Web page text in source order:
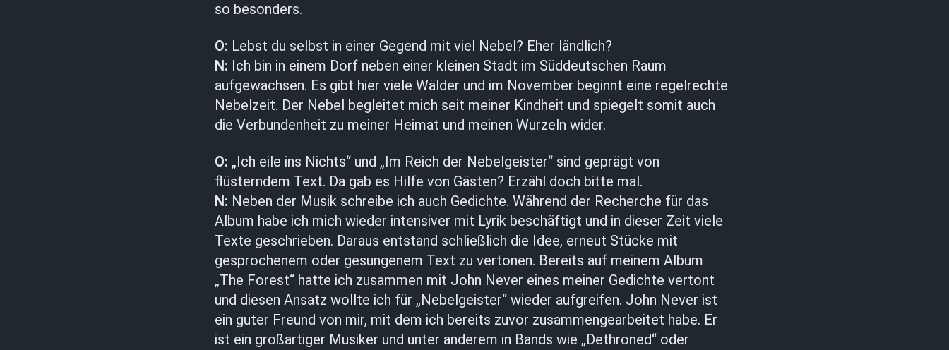
so besonders.
O: Lebst du selbst in einer Gegend mit viel Nebel? Eher ländlich?
N: Ich bin in einem Dorf neben einer kleinen Stadt im Süddeutschen Raum
aufgewachsen. Es gibt hier viele Wälder und im November beginnt eine regelrechte
Nebelzeit. Der Nebel begleitet mich seit meiner Kindheit und spiegelt somit auch
die Verbundenheit zu meiner Heimat und meinen Wurzeln wider.
O: „Ich eile ins Nichts“ und „Im Reich der Nebelgeister“ sind geprägt von
flüsterndem Text. Da gab es Hilfe von Gästen? Erzähl doch bitte mal.
N: Neben der Musik schreibe ich auch Gedichte. Während der Recherche für das
Album habe ich mich wieder intensiver mit Lyrik beschäftigt und in dieser Zeit viele
Texte geschrieben. Daraus entstand schließlich die Idee, erneut Stücke mit
gesprochenem oder gesungenem Text zu vertonen. Bereits auf meinem Album
„The Forest“ hatte ich zusammen mit John Never eines meiner Gedichte vertont
und diesen Ansatz wollte ich für „Nebelgeister“ wieder aufgreifen. John Never ist
ein guter Freund von mir, mit dem ich bereits zuvor zusammengearbeitet habe. Er
ist ein großartiger Musiker und unter anderem in Bands wie „Dethroned“ oder